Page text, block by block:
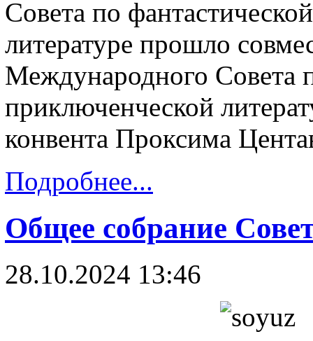
Совета по
литературе прошло
Международного Совета
приключенческой
конвента Проксима
Подробнее...
Общее собрание
28.10.2024 13:46